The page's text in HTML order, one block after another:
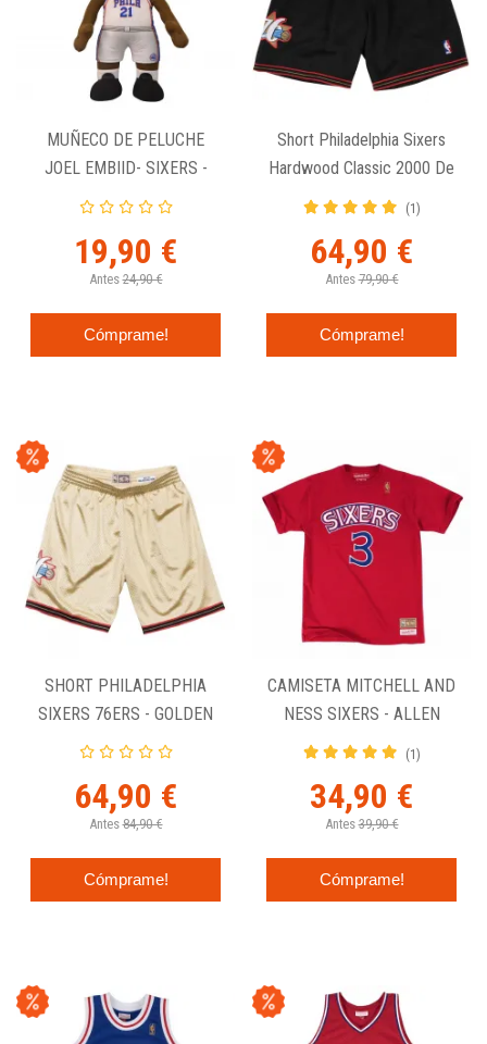
MUÑECO DE PELUCHE
JOEL EMBIID- SIXERS -
BLEACHER CREATURES
19,90 €
Antes 24,90 €
Cómprame!
Short Philadelphia Sixers
Hardwood Classic 2000 De
Mitchell & Ness
(1)
64,90 €
Antes 79,90 €
Cómprame!
SHORT PHILADELPHIA
SIXERS 76ERS - GOLDEN
SWINGMAN LIMITED
64,90 €
Antes 84,90 €
Cómprame!
CAMISETA MITCHELL AND
NESS SIXERS - ALLEN
IVERSON ROJA
(1)
34,90 €
Antes 39,90 €
Cómprame!